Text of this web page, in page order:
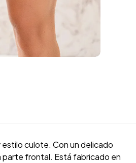
culote. Con un delicado
parte frontal. Está fabricado en